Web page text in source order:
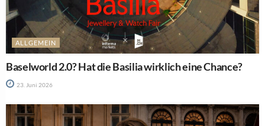
ALLGEMEIN
Baselworld 2.0? Hat die Basilia wirklich eine Chance?
23. Juni 2026